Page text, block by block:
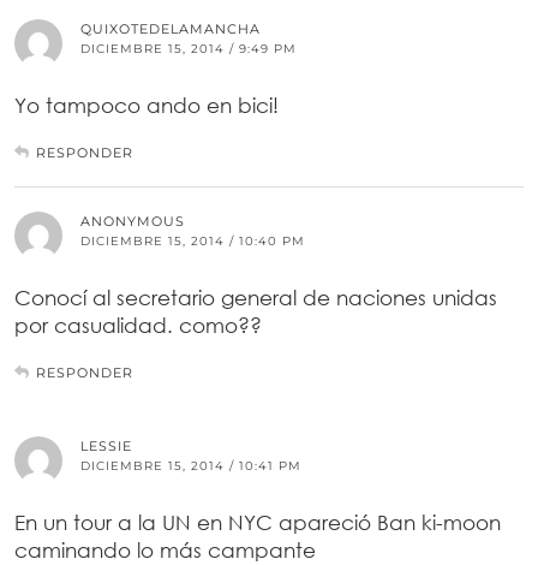
QUIXOTEDELAMANCHA
DICIEMBRE 15, 2014 / 9:49 PM
Yo tampoco ando en bici!
RESPONDER
ANONYMOUS
DICIEMBRE 15, 2014 / 10:40 PM
Conocí al secretario general de naciones unidas
por casualidad. como??
RESPONDER
LESSIE
DICIEMBRE 15, 2014 / 10:41 PM
En un tour a la UN en NYC apareció Ban ki-moon
caminando lo más campante